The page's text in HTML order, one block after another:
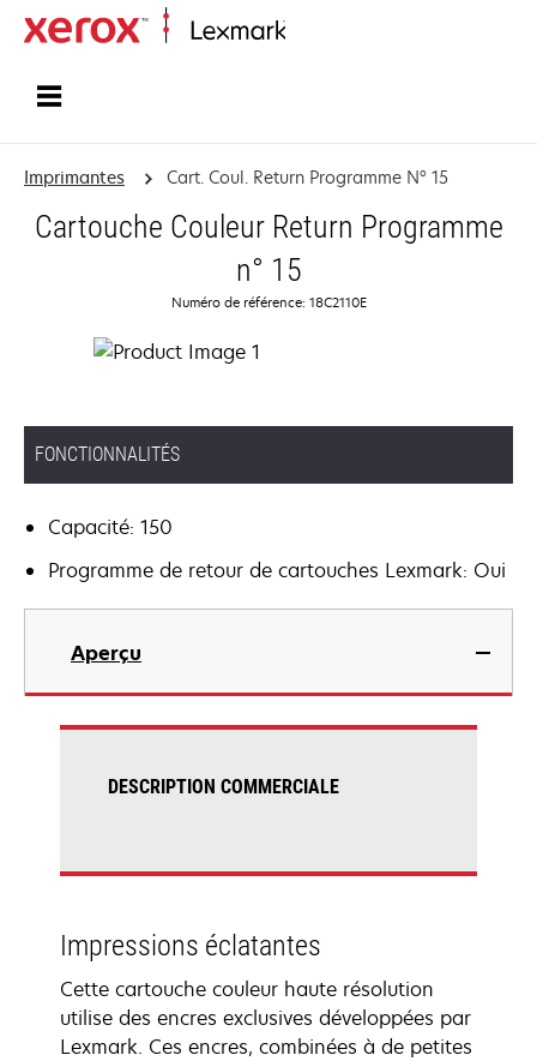
Imprimantes Cart. Coul. Return Programme N° 15
Cartouche Couleur Return Programme
n° 15
Numéro de référence: 18C2110E
FONCTIONNALITÉS
Capacité: 150
Programme de retour de cartouches Lexmark: Oui
Aperçu
DESCRIPTION COMMERCIALE
Impressions éclatantes
Cette cartouche couleur haute résolution
utilise des encres exclusives développées par
Lexmark. Ces encres, combinées à de petites